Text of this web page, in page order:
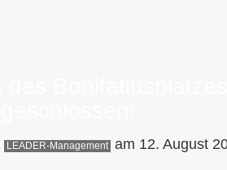
LEADER-Management am 12. August